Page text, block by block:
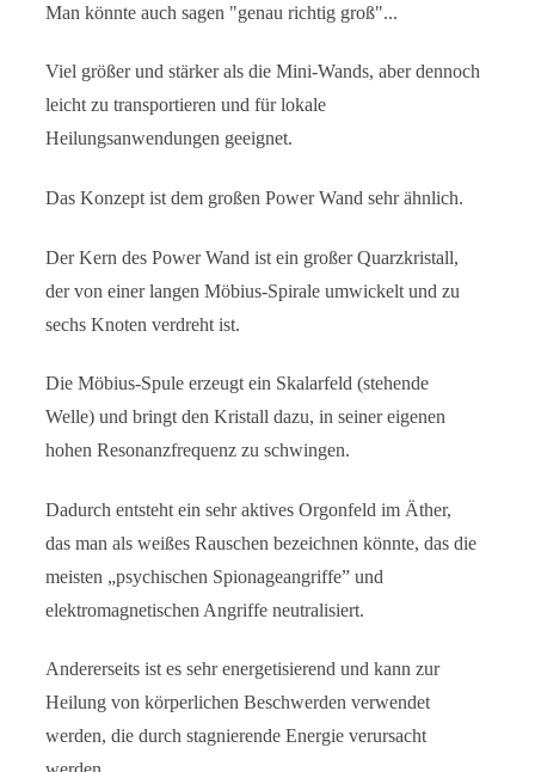
Man könnte auch sagen "genau richtig groß"...
Viel größer und stärker als die Mini-Wands, aber dennoch
leicht zu transportieren und für lokale
Heilungsanwendungen geeignet.
Das Konzept ist dem großen Power Wand sehr ähnlich.
Der Kern des Power Wand ist ein großer Quarzkristall,
der von einer langen Möbius-Spirale umwickelt und zu
sechs Knoten verdreht ist.
Die Möbius-Spule erzeugt ein Skalarfeld (stehende
Welle) und bringt den Kristall dazu, in seiner eigenen
hohen Resonanzfrequenz zu schwingen.
Dadurch entsteht ein sehr aktives Orgonfeld im Äther,
das man als weißes Rauschen bezeichnen könnte, das die
meisten „psychischen Spionageangriffe” und
elektromagnetischen Angriffe neutralisiert.
Andererseits ist es sehr energetisierend und kann zur
Heilung von körperlichen Beschwerden verwendet
werden, die durch stagnierende Energie verursacht